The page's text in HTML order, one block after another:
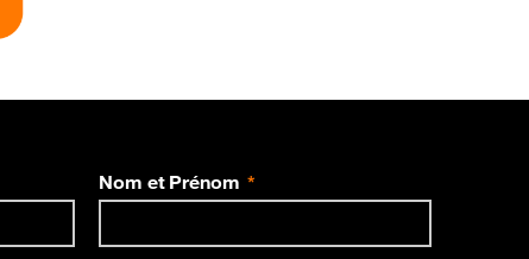
Nom et Prénom